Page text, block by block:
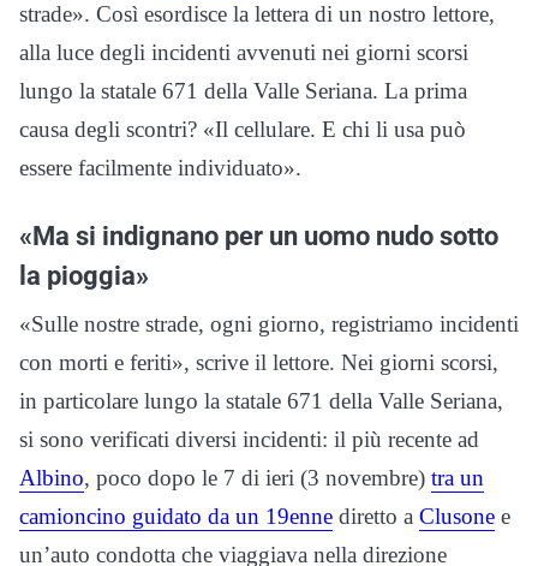
strade». Così esordisce la lettera di un nostro lettore,
alla luce degli incidenti avvenuti nei giorni scorsi
lungo la statale 671 della Valle Seriana. La prima
causa degli scontri? «Il cellulare. E chi li usa può
essere facilmente individuato».
«Ma si indignano per un uomo nudo sotto
la pioggia»
«Sulle nostre strade, ogni giorno, registriamo incidenti
con morti e feriti», scrive il lettore. Nei giorni scorsi,
in particolare lungo la statale 671 della Valle Seriana,
si sono verificati diversi incidenti: il più recente ad
Albino, poco dopo le 7 di ieri (3 novembre) tra un
camioncino guidato da un 19enne diretto a Clusone e
un’auto condotta che viaggiava nella direzione